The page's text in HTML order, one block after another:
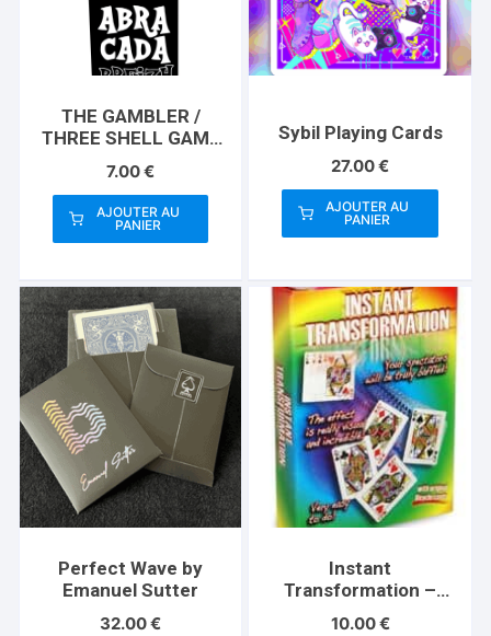
THE GAMBLER /
THREE SHELL GAME
(Gimmicks and
Instructions) by
Apprentice Magic –
Trick
7.00€
AJOUTER AU
PANIER
Sybil Playing Cards
27.00€
AJOUTER AU
PANIER
Perfect Wave by
Emanuel Sutter
32.00€
Instant
Transformation –
Standard
10.00€